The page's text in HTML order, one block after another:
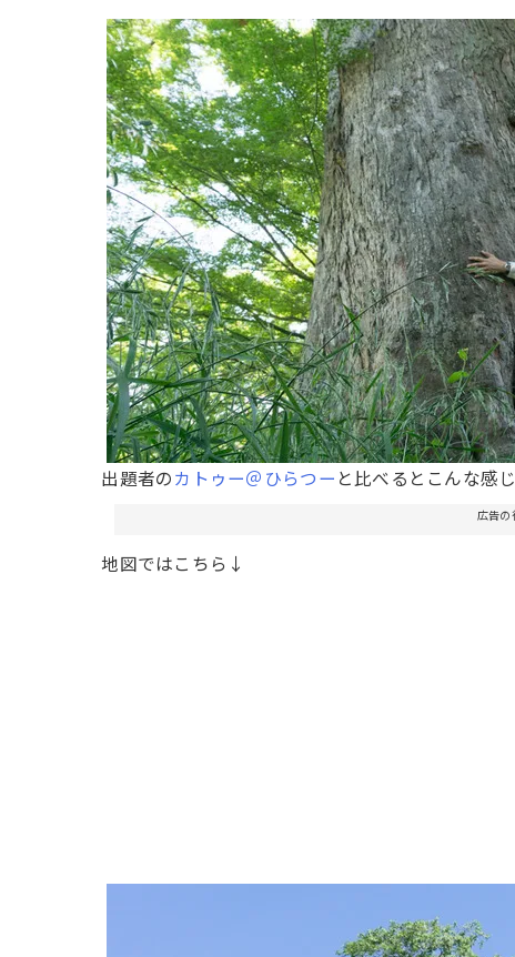
出題者のカトゥー＠ひらつー と比べるとこんな感
広告の
地図ではこちら↓